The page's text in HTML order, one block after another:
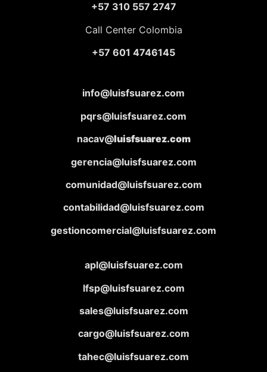
+57 310 557 2747
Call Center Colombia
+57 601 4746145
info@luisfsuarez.com
pqrs@luisfsuarez.com
nacav@luisfsuarez.com
gerencia@luisfsuarez.com
comunidad@luisfsuarez.com
contabilidad@luisfsuarez.com
gestioncomercial@luisfsuarez.com
apl@luisfsuarez.com
lfsp@luisfsuarez.com
sales@luisfsuarez.com
cargo@luisfsuarez.com
tahec@luisfsuarez.com